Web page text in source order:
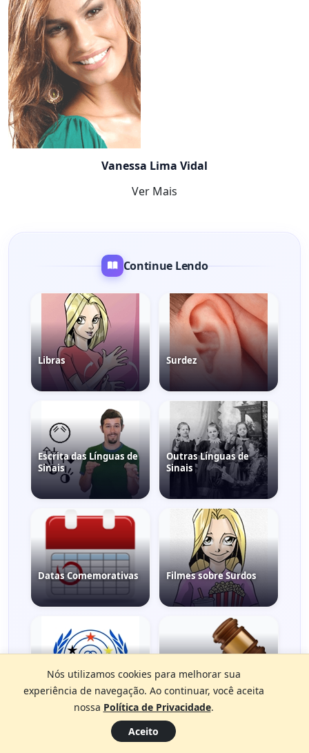
Vanessa Lima Vidal
Ver Mais
Continue Lendo
Libras Surdez
Escrita das Línguas de
Sinais
Outras Línguas de
Sinais
Datas Comemorativas Filmes sobre Surdos
Organizações
Leis sobre Libras e
Nós utilizamos cookies para melhorar sua
experiência de navegação. Ao continuar, você aceita
nossa Política de Privacidade.
Aceito